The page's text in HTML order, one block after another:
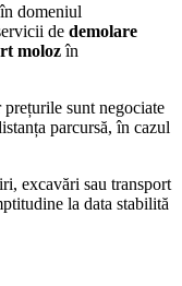
domeniul
de demolare
molozîn
sunt negociate
parcursă, în cazul
excavări sau transport
la data stabilită